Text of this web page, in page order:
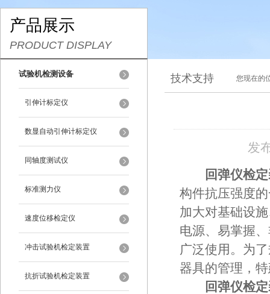
产品展示
PRODUCT DISPLAY
试验机检测设备
引伸计标定仪
数显自动引伸计标定仪
同轴度测试仪
标准测力仪
速度位移检定仪
冲击试验机检定装置
抗折试验机检定装置
技术支持 您现在的
发
回弹仪检
构件抗压强度
加大对基础设
电源、易掌握
广泛使用。为
器具的管理，
回弹仪检